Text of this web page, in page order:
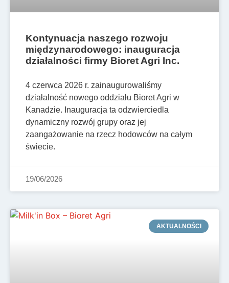
Kontynuacja naszego rozwoju
międzynarodowego: inauguracja
działalności firmy Bioret Agri Inc.
4 czerwca 2026 r. zainaugurowaliśmy
działalność nowego oddziału Bioret Agri w
Kanadzie. Inauguracja ta odzwierciedla
dynamiczny rozwój grupy oraz jej
zaangażowanie na rzecz hodowców na całym
świecie.
19/06/2026
AKTUALNOŚCI